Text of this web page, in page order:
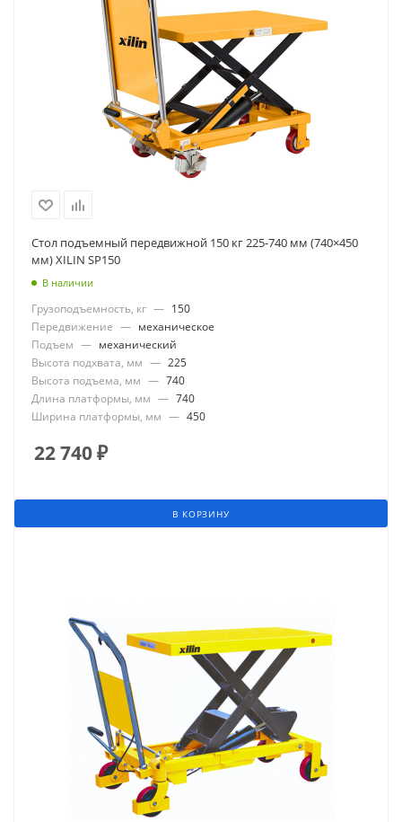
Стол подъемный передвижной 150 кг 225-740 мм (740×450
мм) XILIN SP150
В наличии
Грузоподъемность, кг — 150
Передвижение — механическое
Подъем — механический
Высота подхвата, мм — 225
Высота подъема, мм — 740
Длина платформы, мм — 740
Ширина платформы, мм — 450
22 740₽
В КОРЗИНУ